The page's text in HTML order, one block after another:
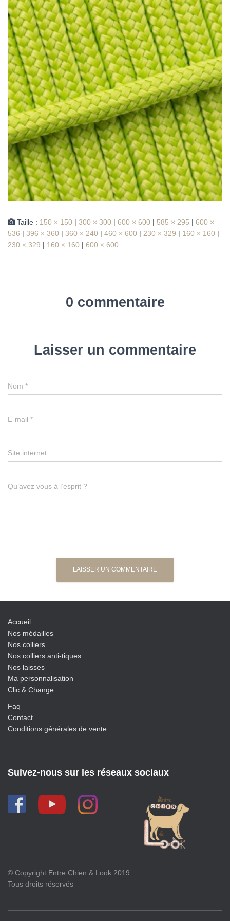
Taille : 150 × 150 | 300 × 300 | 600 × 600 | 585 × 295 | 600 ×
536 | 396 × 360 | 360 × 240 | 460 × 600 | 230 × 329 | 160 × 160 |
230 × 329 | 160 × 160 | 600 × 600
0 commentaire
Laisser un commentaire
Nom *
E-mail *
Site internet
Qu’avez vous à l’esprit ?
Accueil
Nos médailles
Nos colliers
Nos colliers anti-tiques
Nos laisses
Ma personnalisation
Clic & Change
Faq
Contact
Conditions générales de vente
Suivez-nous sur les réseaux sociaux
© Copyright Entre Chien & Look 2019
Tous droits réservés